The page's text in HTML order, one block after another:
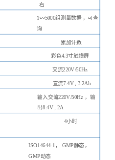
右
1∽5000组测量数据 ，可查
询
累加计数
彩色4.3寸触摸屏
交流220V/50Hz
直流7.4V , 3.2Ah
输入交流220V/50Hz ，输
出8.4V , 2A
4小时
ISO14644-1 ， GMP静态 ，
GMP动态